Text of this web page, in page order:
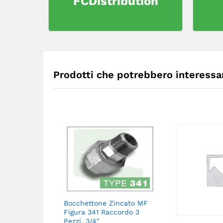
Prodotti che potrebbero
Bocchettone Zincato MF
Figura 341 Raccordo 3
Pezzi. 3/4″